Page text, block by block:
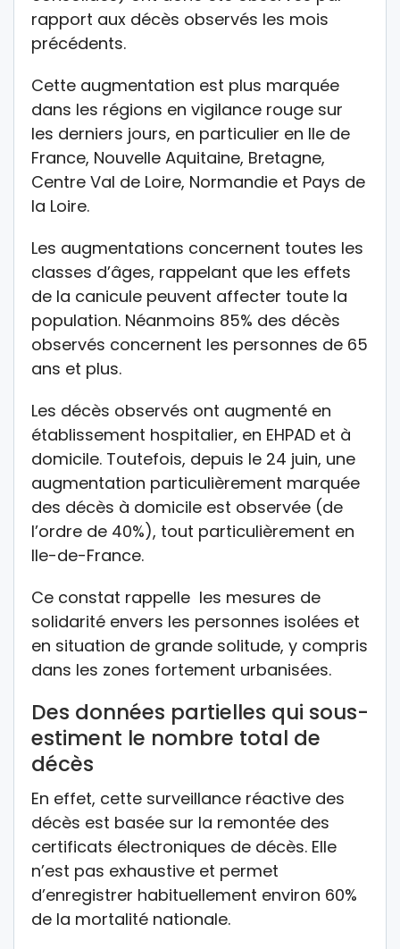
rapport aux décès observés les mois
précédents.
Cette augmentation est plus marquée
dans les régions en vigilance rouge sur
les derniers jours, en particulier en Ile de
France, Nouvelle Aquitaine, Bretagne,
Centre Val de Loire, Normandie et Pays de
la Loire.
Les augmentations concernent toutes les
classes d’âges, rappelant que les effets
de la canicule peuvent affecter toute la
population. Néanmoins 85% des décès
observés concernent les personnes de 65
ans et plus.
Les décès observés ont augmenté en
établissement hospitalier, en EHPAD et à
domicile. Toutefois, depuis le 24 juin, une
augmentation particulièrement marquée
des décès à domicile est observée (de
l’ordre de 40%), tout particulièrement en
Ile-de-France.
Ce constat rappelle les mesures de
solidarité envers les personnes isolées et
en situation de grande solitude, y compris
dans les zones fortement urbanisées.
Des données partielles qui sous-
estiment le nombre total de
décès
En effet, cette surveillance réactive des
décès est basée sur la remontée des
certificats électroniques de décès. Elle
n’est pas exhaustive et permet
d’enregistrer habituellement environ 60%
de la mortalité nationale.